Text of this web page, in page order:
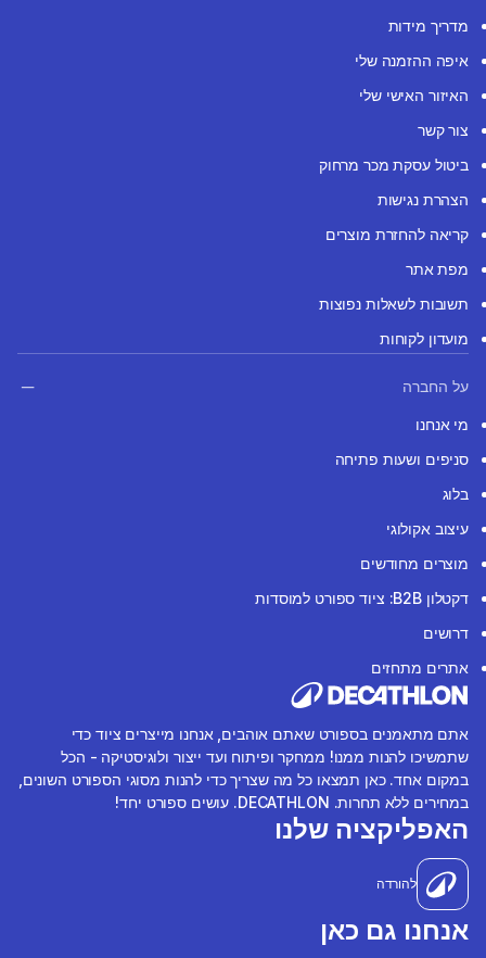
מדריך מידות
איפה ההזמנה שלי
האיזור האישי שלי
צור קשר
ביטול עסקת מכר מרחוק
הצהרת נגישות
קריאה להחזרת מוצרים
מפת אתר
תשובות לשאלות נפוצות
מועדון לקוחות
על החברה
מי אנחנו
סניפים ושעות פתיחה
בלוג
עיצוב אקולוגי
מוצרים מחודשים
דקטלון B2B: ציוד ספורט למוסדות
דרושים
אתרים מתחזים
אתם מתאמנים בספורט שאתם אוהבים, אנחנו מייצרים ציוד כדי
שתמשיכו להנות ממנו! ממחקר ופיתוח ועד ייצור ולוגיסטיקה - הכל
במקום אחד. כאן תמצאו כל מה שצריך כדי להנות מסוגי הספורט השונים,
במחירים ללא תחרות. DECATHLON. עושים ספורט יחד!
האפליקציה שלנו
להורדה
אנחנו גם כאן